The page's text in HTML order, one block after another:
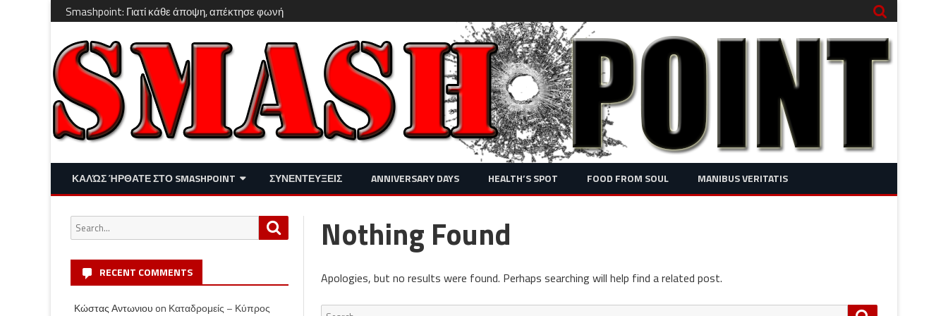
Smashpoint: Γιατί κάθε άποψη, απέκτησε φωνή
Skip
content
ΚΑΛΏΣ ΉΡΘΑΤΕ ΣΤΟ SMASHPOINT
ΔΙΑΣΚΈΔΑΣΗ – LIFESTYLE
ΣΥΝΕΝΤΕΥΞΕΙΣ ANNIVERSARY DAYS HEALTH’S SPOT FOOD FROM SOUL MANIBUS VERITATIS
Nothing Found
Apologies, but no results were found. Perhaps searching will help find a related post.
Search
for:
RECENT COMMENTS
Κώστας Αντωνιου on Καταδρομείς – Κύπρος